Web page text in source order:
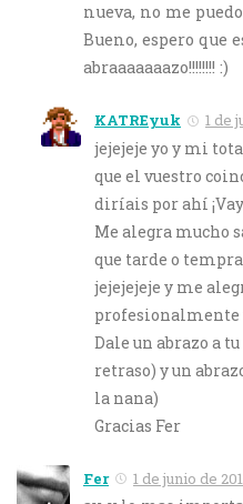
nueva, no me
Bueno, espero que
abraaaaaaazo!!!!!!!! :)
KATREyuk 1 de
jejejeje yo y mi
que el vuestro
diríais por ahí
Me alegra mucho
que tarde o
jejejejeje y me
profesionalmente
Dale un abrazo a
retraso) y un
la nana)
Gracias Fer
Fer 1 de junio de